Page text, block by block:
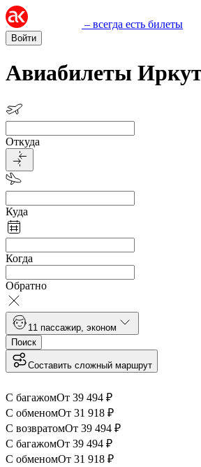
– всегда есть билеты
Войти
Авиабилеты
Откуда
Куда
Когда
Обратно
1 1 пассажир эконом
Поиск
Составить сложный маршрут
С багажомОт 39 494 ₽
С обменомОт 31 918 ₽
С возвратомОт 39 494 ₽
С багажомОт 39 494 ₽
С обменомОт 31 918 ₽